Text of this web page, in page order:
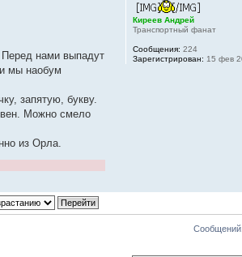
нами выпадут
мы наобум
запятую, букву.
Можно смело
из Орла.
Киреев Андрей
Транспортный фанат
Сообщения: 224
Зарегистрирован: 15 фев